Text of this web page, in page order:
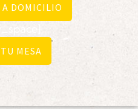
A DOMICILIO
MESA